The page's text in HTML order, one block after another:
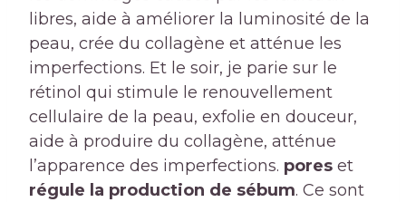
libres, aide à améliorer la luminosité de la
peau, crée du collagène et atténue les
imperfections. Et le soir, je parie sur le
rétinol qui stimule le renouvellement
cellulaire de la peau, exfolie en douceur,
aide à produire du collagène, atténue
l’apparence des imperfections. pores et
régule la production de sébum. Ce sont